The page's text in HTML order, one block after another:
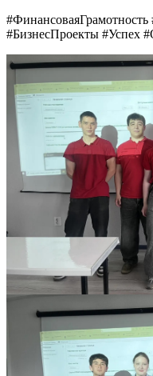
#БизнесПроекты #Успех